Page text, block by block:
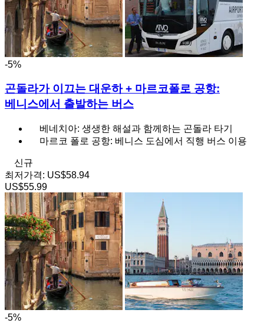
-5%
곤돌라가 이끄는 대운하 + 마르코폴로 공항:
베니스에서 출발하는 버스
베네치아: 생생한 해설과 함께하는 곤돌라 타기
마르코 폴로 공항: 베니스 도심에서 직행 버스 이용
신규
최저가격: US$58.94
US$55.99
-5%